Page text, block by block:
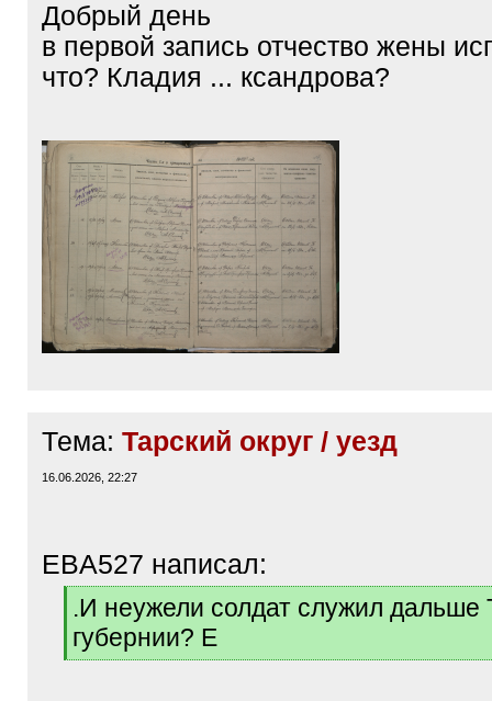
Добрый день
в первой запись отчество жены
что? Кладия ... ксандрова?
Тема: Тарский округ / уезд
16.06.2026, 22:27
EBA527 написал:
q
.И неужели солдат служил дальше
губернии? Е
[